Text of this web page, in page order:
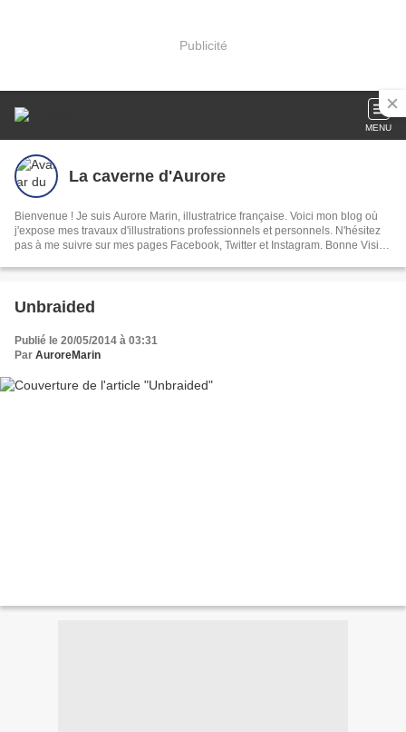
Publicité
MENU
La caverne d'Aurore
Bienvenue ! Je suis Aurore Marin, illustratrice française. Voici mon blog où
j'expose mes travaux d'illustrations professionnels et personnels. N'hésitez
pas à me suivre sur mes pages Facebook, Twitter et Instagram. Bonne Visite
Unbraided
Publié le 20/05/2014 à 03:31
Par AuroreMarin